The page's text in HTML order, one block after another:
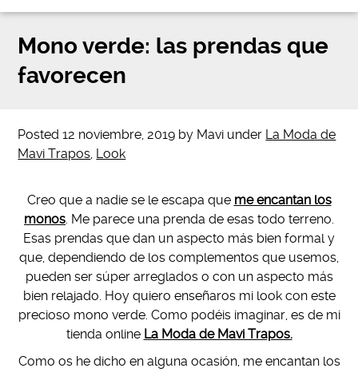
Mono verde: las prendas que
favorecen
Posted12 noviembre, 2019 by Mavi under La Moda de
Mavi Trapos, Look
Creo que a nadie se le escapa que me encantan los
monos. Me parece una prenda de esas todo terreno.
Esas prendas que dan un aspecto más bien formal y
que, dependiendo de los complementos que usemos,
pueden ser súper arreglados o con un aspecto más
bien relajado. Hoy quiero enseñaros mi look con este
precioso mono verde. Como podéis imaginar, es de mi
tienda online La Moda de Mavi Trapos.
Como os he dicho en alguna ocasión, me encantan los